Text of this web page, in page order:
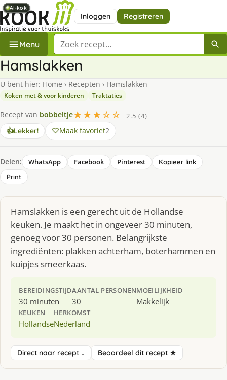
Inloggen Registreren
Menu Zoek een recept
Hamslakken
U bent hier: Home › Recepten › Hamslakken
Koken met & voor kinderen Traktaties
Recept van bobbeltje★★★☆☆
2.5 (4)
👍Lekker! Maak favoriet2
Delen: WhatsApp Facebook Pinterest
Kopieer link
Print
Hamslakken is een gerecht uit de Hollandse
keuken. Je maakt het in ongeveer 30 minuten,
genoeg voor 30 personen. Belangrijkste
ingrediënten: plakken achterham, boterhammen en
kuipjes smeerkaas.
BEREIDINGSTIJD
30 minuten
AANTAL PERSONEN
30
MOEILIJKHEID
Makkelijk
KEUKEN
Hollandse
HERKOMST
Nederland
Direct naar recept ↓ Beoordeel dit recept ★
AI-kok
AI-kok
AI-kok
AI-kok
AI-kok
AI-kok